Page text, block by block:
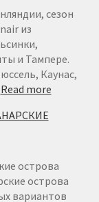
сезон
из
и Тампере.
Каунас,
Read more:
€22
острова
острова
вариантов